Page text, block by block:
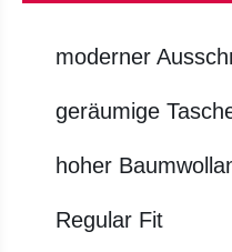
moderner
geräumige
hoher
Regular Fit